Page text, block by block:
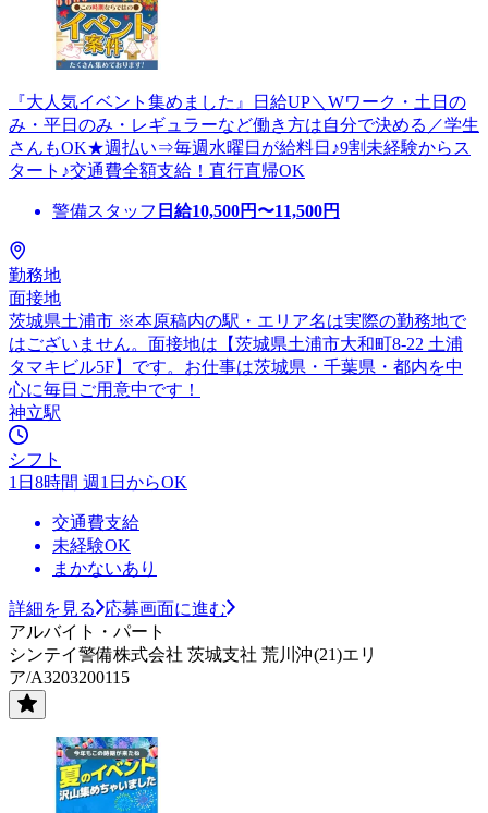
『大人気イベント集めました』日給UP＼Wワーク・土日の
み・平日のみ・レギュラーなど働き方は自分で決める／学生
さんもOK★週払い⇒毎週水曜日が給料日♪9割未経験からス
タート♪交通費全額支給！直行直帰OK
警備スタッフ 日給10,500円〜11,500円
勤務地
面接地
茨城県土浦市 ※本原稿内の駅・エリア名は実際の勤務地で
はございません。面接地は【茨城県土浦市大和町8-22 土浦
タマキビル5F】です。お仕事は茨城県・千葉県・都内を中
心に毎日ご用意中です！
神立駅
シフト
1日8時間 週1日からOK
交通費支給
未経験OK
まかないあり
詳細を見る
応募画面に進む
アルバイト・パート
シンテイ警備株式会社 茨城支社 荒川沖(21)エリ
ア/A3203200115